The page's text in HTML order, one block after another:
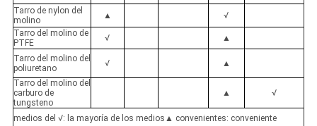
Tarro de nylon del
molino
▲
√
Tarro del molino de
PTFE
√ ▲
Tarro del molino del
poliuretano
√
▲
Tarro del molino del
carburo de
tungsteno
▲ √
medios del √: la mayoría de los medios▲ convenientes: conveniente